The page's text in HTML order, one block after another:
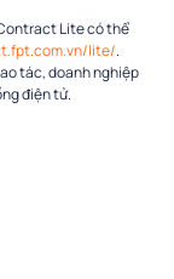
Lite có thể
lite/.
tác, doanh nghiệp
điện tử.